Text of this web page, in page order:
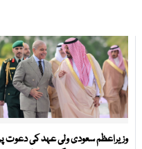
وزیراعظم سعودی ولی عہد کی دعوت